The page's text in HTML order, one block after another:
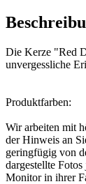
Die Kerze "Red
unvergessliche
Produktfarben:
Wir arbeiten mit
der Hinweis an
geringfügig von
dargestellte
Monitor in ihrer